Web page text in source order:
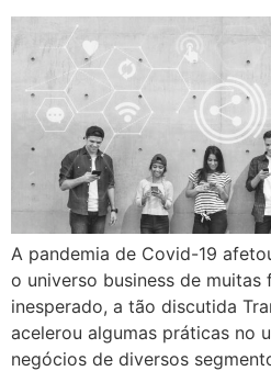
A pandemia de Covid-19
o universo business de muitas
inesperado, a tão discutida
acelerou algumas práticas no
negócios de diversos